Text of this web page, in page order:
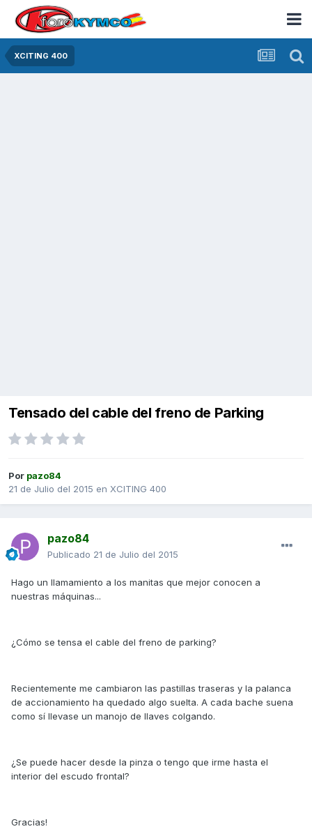
XCITING 400
Tensado del cable del freno de Parking
Por pazo84
21 de Julio del 2015 en XCITING 400
pazo84
Publicado 21 de Julio del 2015
Hago un llamamiento a los manitas que mejor conocen a
nuestras máquinas...
¿Cómo se tensa el cable del freno de parking?
Recientemente me cambiaron las pastillas traseras y la palanca
de accionamiento ha quedado algo suelta. A cada bache suena
como sí llevase un manojo de llaves colgando.
¿Se puede hacer desde la pinza o tengo que irme hasta el
interior del escudo frontal?
Gracias!